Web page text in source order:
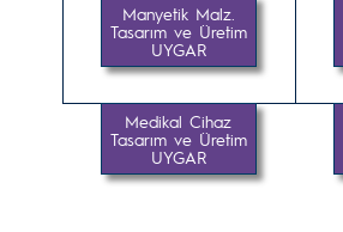
Manyetik Malz.
Tasarım ve Üretim
UYGAR
Medikal Cihaz
Tasarım ve Üretim
UYGAR